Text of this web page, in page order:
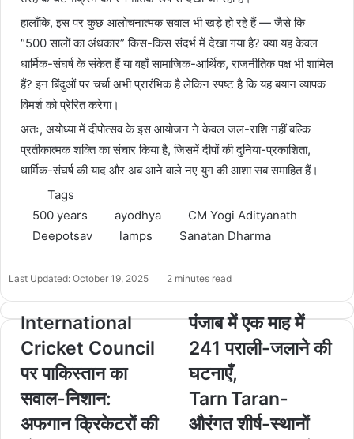
हालाँकि, इस पर कुछ आलोचनात्मक सवाल भी खड़े हो रहे हैं — जैसे कि
“500 सालों का अंधकार” किस-किस संदर्भ में देखा गया है? क्या यह केवल
धार्मिक-संघर्ष के संकेत हैं या वहाँ सामाजिक-आर्थिक, राजनीतिक पक्ष भी शामिल
हैं? इन बिंदुओं पर चर्चा अभी प्रारंभिक है लेकिन स्पष्ट है कि यह बयान व्यापक
विमर्श को प्रेरित करेगा।
अतः, अयोध्या में दीपोत्सव के इस आयोजन ने केवल जल-राशि नहीं बल्कि
प्रतीकात्मक शक्ति का संचार किया है, जिसमें दीपों की दुनिया-प्रकाशिता,
धार्मिक-संघर्ष की याद और अब आने वाले नए युग की आशा सब समाहित हैं।
Tags
500 years
ayodhya
CM Yogi Adityanath
Deepotsav
lamps Sanatan Dharma
Last Updated: October 19, 2025 2 minutes read
International
Cricket Council
पर पाकिस्तान का
सवाल-निशान:
अफगान क्रिकेटरों की
पंजाब में एक माह में
241 पराली-जलाने की
घटनाएँ,
Tarn Taran-
औरंगत शीर्ष-स्थानों